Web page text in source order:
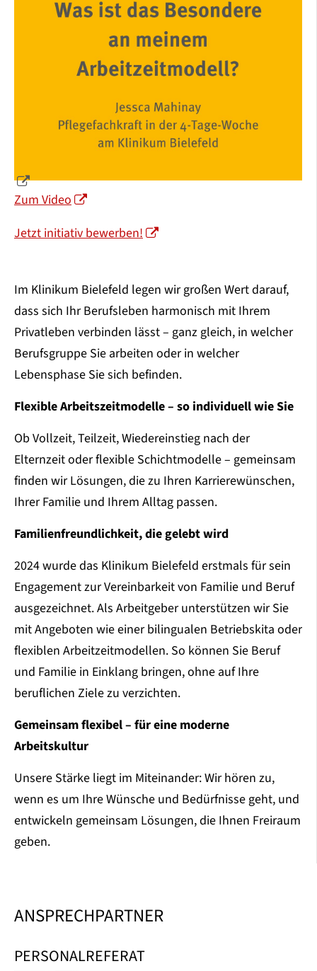
Zum Video
Jetzt initiativ bewerben!
Im Klinikum Bielefeld legen wir großen Wert darauf,
dass sich Ihr Berufsleben harmonisch mit Ihrem
Privatleben verbinden lässt – ganz gleich, in welcher
Berufsgruppe Sie arbeiten oder in welcher
Lebensphase Sie sich befinden.
Flexible Arbeitszeitmodelle – so individuell wie Sie
Ob Vollzeit, Teilzeit, Wiedereinstieg nach der
Elternzeit oder flexible Schichtmodelle – gemeinsam
finden wir Lösungen, die zu Ihren Karrierewünschen,
Ihrer Familie und Ihrem Alltag passen.
Familienfreundlichkeit, die gelebt wird
2024 wurde das Klinikum Bielefeld erstmals für sein
Engagement zur Vereinbarkeit von Familie und Beruf
ausgezeichnet. Als Arbeitgeber unterstützen wir Sie
mit Angeboten wie einer bilingualen Betriebskita oder
flexiblen Arbeitzeitmodellen. So können Sie Beruf
und Familie in Einklang bringen, ohne auf Ihre
beruflichen Ziele zu verzichten.
Gemeinsam flexibel – für eine moderne
Arbeitskultur
Unsere Stärke liegt im Miteinander: Wir hören zu,
wenn es um Ihre Wünsche und Bedürfnisse geht, und
entwickeln gemeinsam Lösungen, die Ihnen Freiraum
geben.
ANSPRECHPARTNER
PERSONALREFERAT